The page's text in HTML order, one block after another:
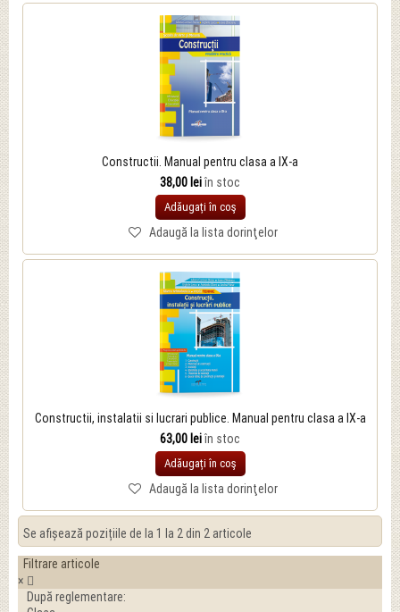
Constructii. Manual pentru clasa a IX-a
38,00 leiîn stoc
Adăugați în coş
Adaugă la lista dorinţelor
Constructii, instalatii si lucrari publice. Manual pentru clasa a IX-a
63,00 leiîn stoc
Adăugați în coş
Adaugă la lista dorinţelor
Se afișează pozițiile de la 1 la 2 din 2 articole
Filtrare articole
×
După reglementare: